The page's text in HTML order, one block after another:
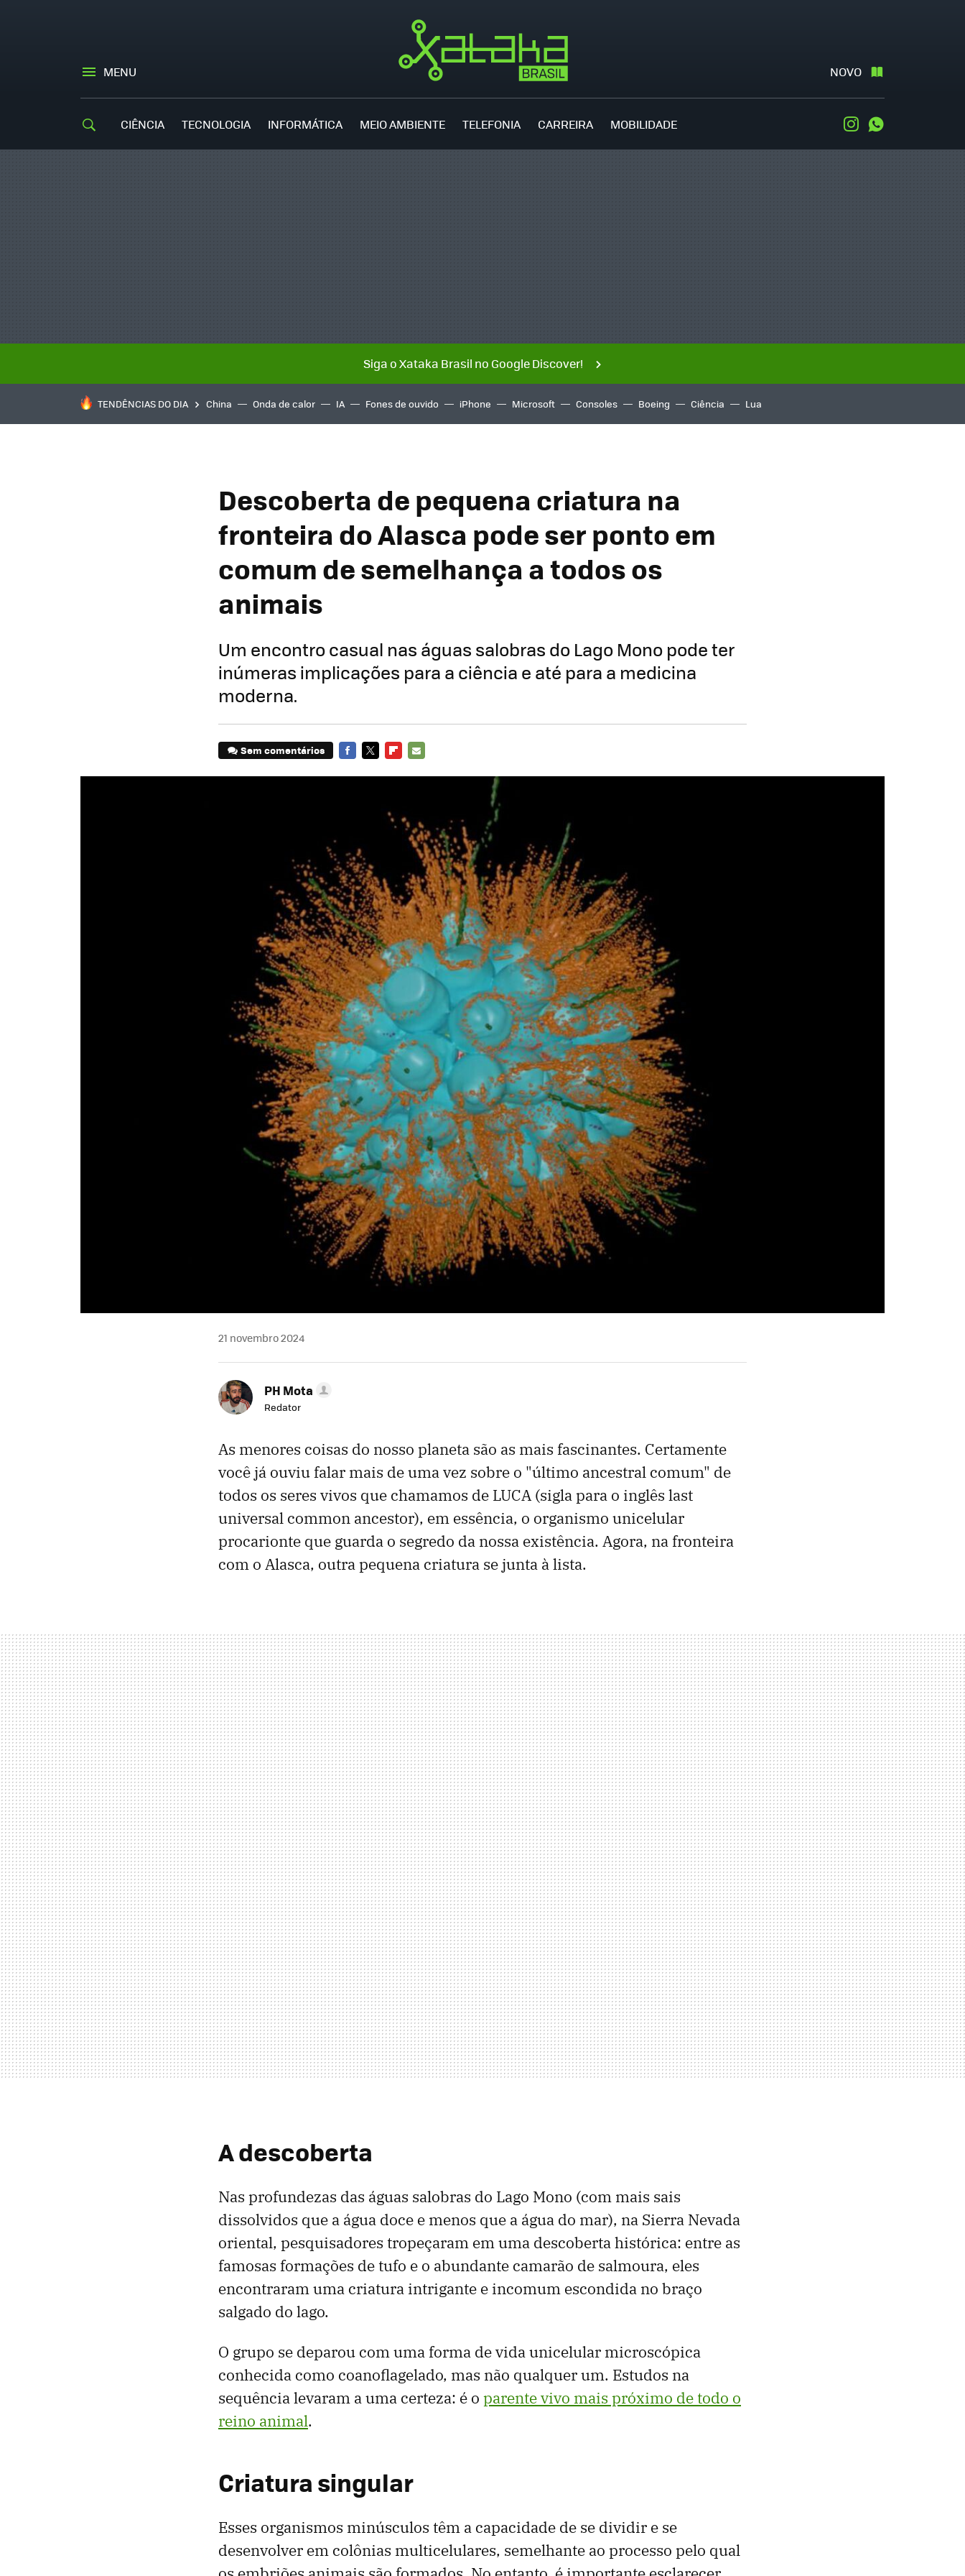
MENU NOVO
CIÊNCIA TECNOLOGIA INFORMÁTICA MEIO AMBIENTE TELEFONIA CARREIRA MOBILIDADE Instagram
Siga o Xataka Brasil no Google Discover!
TENDÊNCIAS DO DIA China Onda de calor IA Fones de ouvido iPhone Microsoft Consoles Boeing Ciência Lua
Descoberta de pequena criatura na
fronteira do Alasca pode ser ponto em
comum de semelhança a todos os
animais
Um encontro casual nas águas salobras do Lago Mono pode ter
inúmeras implicações para a ciência e até para a medicina
moderna.
Sem comentários
21 novembro 2024
PH Mota
Redator
As menores coisas do nosso planeta são as mais fascinantes. Certamente
você já ouviu falar mais de uma vez sobre o "último ancestral comum" de
todos os seres vivos que chamamos de LUCA (sigla para o inglês last
universal common ancestor), em essência, o organismo unicelular
procarionte que guarda o segredo da nossa existência. Agora, na fronteira
com o Alasca, outra pequena criatura se junta à lista.
A descoberta
Nas profundezas das águas salobras do Lago Mono (com mais sais
dissolvidos que a água doce e menos que a água do mar), na Sierra Nevada
oriental, pesquisadores tropeçaram em uma descoberta histórica: entre as
famosas formações de tufo e o abundante camarão de salmoura, eles
encontraram uma criatura intrigante e incomum escondida no braço
salgado do lago.
O grupo se deparou com uma forma de vida unicelular microscópica
conhecida como coanoflagelado, mas não qualquer um. Estudos na
sequência levaram a uma certeza: é o parente vivo mais próximo de todo o
reino animal.
Criatura singular
Esses organismos minúsculos têm a capacidade de se dividir e se
desenvolver em colônias multicelulares, semelhante ao processo pelo qual